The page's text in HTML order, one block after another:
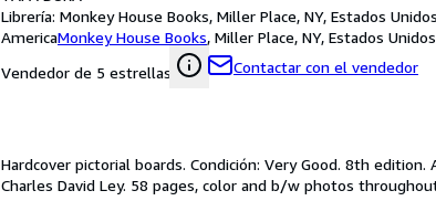
Librería: Monkey House Books, Miller Place, NY, Estados
AmericaMonkey House Books, Miller Place, NY, Estados
Vendedor de 5 estrellas
Contactar con el vendedor
Hardcover pictorial boards. Condición: Very Good. 8th
Charles David Ley. 58 pages, color and b/w photos